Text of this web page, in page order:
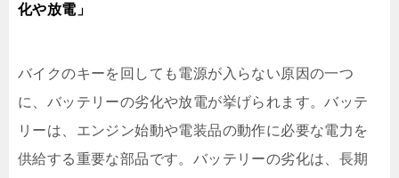
化や放電」
バイクのキーを回しても電源が入らない原因の一つ
に、バッテリーの劣化や放電が挙げられます。バッテ
リーは、エンジン始動や電装品の動作に必要な電力を
供給する重要な部品です。バッテリーの劣化は、長期